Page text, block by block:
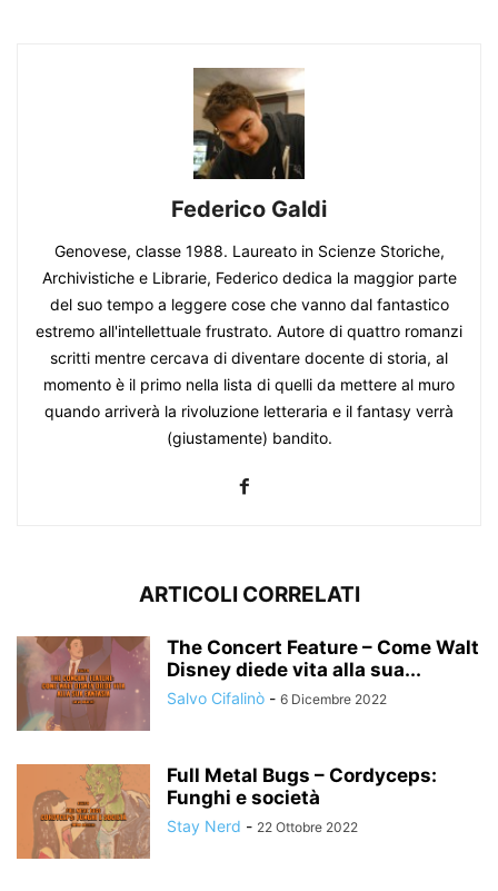
Federico Galdi
Genovese, classe 1988. Laureato in Scienze Storiche,
Archivistiche e Librarie, Federico dedica la maggior parte
del suo tempo a leggere cose che vanno dal fantastico
estremo all'intellettuale frustrato. Autore di quattro romanzi
scritti mentre cercava di diventare docente di storia, al
momento è il primo nella lista di quelli da mettere al muro
quando arriverà la rivoluzione letteraria e il fantasy verrà
(giustamente) bandito.
ARTICOLI CORRELATI
The Concert Feature – Come Walt
Disney diede vita alla sua...
Salvo Cifalinò - 6 Dicembre 2022
Full Metal Bugs – Cordyceps:
Funghi e società
Stay Nerd - 22 Ottobre 2022